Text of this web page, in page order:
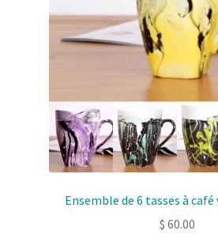
Ensemble de 6 tasses à café
$ 60.00